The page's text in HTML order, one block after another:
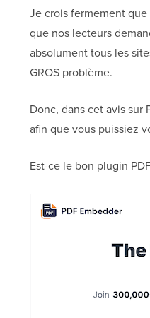
Je crois fermement
que nos lecteurs
absolument tous les
GROS problème.
Donc, dans cet avis sur
afin que vous puissiez
Est-ce le bon plugin